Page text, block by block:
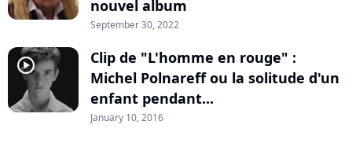
nouvel album
September 30, 2022
player2
Clip de "L'homme en rouge" :
Michel Polnareff ou la solitude d'un
enfant pendant...
January 10, 2016